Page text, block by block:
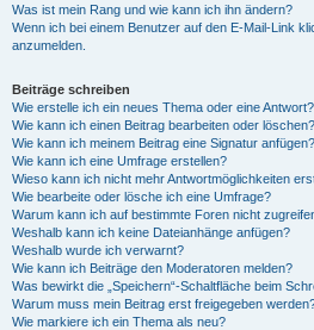
Was ist mein Rang und wie kann ich ihn ändern?
Wenn ich bei einem Benutzer auf den E-Mail-Link
anzumelden.
Beiträge schreiben
Wie erstelle ich ein neues Thema oder eine Antwort?
Wie kann ich einen Beitrag bearbeiten oder löschen?
Wie kann ich meinem Beitrag eine Signatur anfügen?
Wie kann ich eine Umfrage erstellen?
Wieso kann ich nicht mehr Antwortmöglichkeiten
Wie bearbeite oder lösche ich eine Umfrage?
Warum kann ich auf bestimmte Foren nicht
Weshalb kann ich keine Dateianhänge anfügen?
Weshalb wurde ich verwarnt?
Wie kann ich Beiträge den Moderatoren melden?
Was bewirkt die „Speichern“-Schaltfläche beim
Warum muss mein Beitrag erst freigegeben
Wie markiere ich ein Thema als neu?